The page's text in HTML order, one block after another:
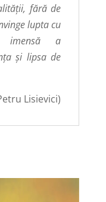
fără de
lupta cu
imensă a
și lipsa de
Lisievici)